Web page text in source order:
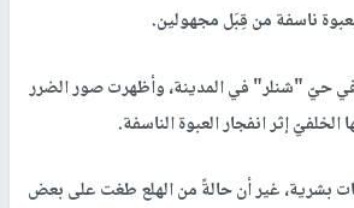
بعبوة ناسفة من قِبَل مجهولين.
في حيّ "شنلر" في المدينة، وأظهرت صور الضرر
إثر انفجار العبوة الناسفة.
بشرية، غير أن حالةً من الهلع طغت على بعض